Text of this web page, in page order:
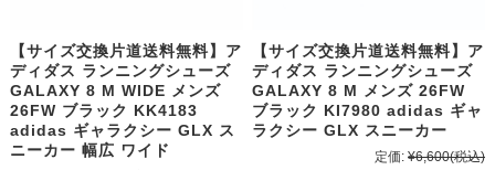
【サイズ交換片道送料無料】ア
ディダス ランニングシューズ
GALAXY 8 M WIDE メンズ
26FW ブラック KK4183
adidas ギャラクシー GLX ス
ニーカー 幅広 ワイド
【サイズ交換片道送料無料】ア
ディダス ランニングシューズ
GALAXY 8 M メンズ 26FW
ブラック KI7980 adidas ギャ
ラクシー GLX スニーカー
定価: ¥6,600(税込)